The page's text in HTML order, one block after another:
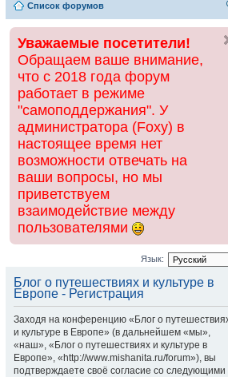
Список форумов
Уважаемые посетители!
Обращаем ваше внимание,
что с 2018 года форум
работает в режиме
"самоподдержания". У
администратора (Foxy) в
настоящее время нет
возможности отвечать на
ваши вопросы, но мы
приветствуем
взаимодействие между
пользователями
Язык:
Блог о путешествиях и культуре в
Европе - Регистрация
Заходя на конференцию «Блог о
и культуре в Европе» (в дальнейшем «мы»,
«наш», «Блог о путешествиях и культуре в
Европе», «http://www.mishanita.ru/forum»), вы
подтверждаете своё согласие со следующими